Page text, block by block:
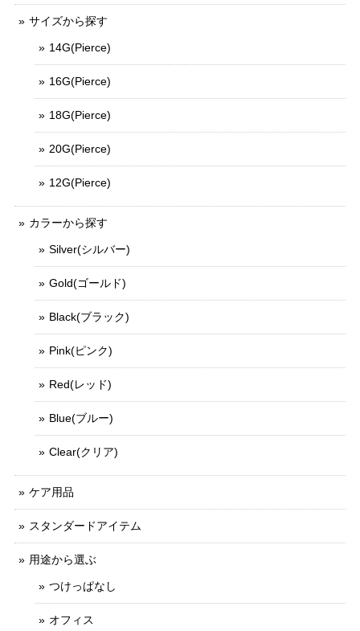
サイズから探す
14G(Pierce)
16G(Pierce)
18G(Pierce)
20G(Pierce)
12G(Pierce)
カラーから探す
Silver(シルバー)
Gold(ゴールド)
Black(ブラック)
Pink(ピンク)
Red(レッド)
Blue(ブルー)
Clear(クリア)
ケア用品
スタンダードアイテム
用途から選ぶ
つけっぱなし
オフィス